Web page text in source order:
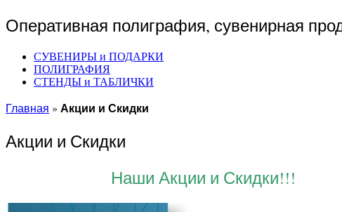
Оперативная полиграфия, сувенирная
СУВЕНИРЫ и ПОДАРКИ
ПОЛИГРАФИЯ
СТЕНДЫ и ТАБЛИЧКИ
Главная » Акции и Скидки
Акции и Скидки
Наши Акции и Скидки!!!